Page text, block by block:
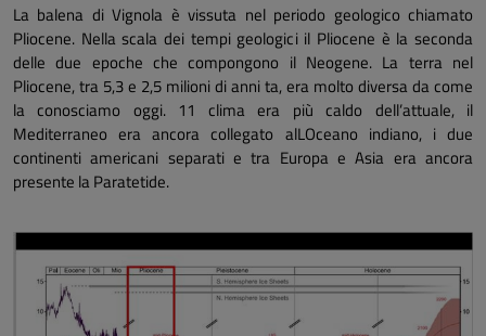
La balena di Vignola è vissuta nel periodo geologico chiamato
Pliocene. Nella scala dei tempi geologici il Pliocene è la seconda
delle due epoche che compongono il Neogene. La terra nel
Pliocene, tra 5,3 e 2,5 milioni di anni ta, era molto diversa da come
la conosciamo oggi. 11 clima era più caldo dell’attuale, il
Mediterraneo era ancora collegato alLOceano indiano, i due
continenti americani separati e tra Europa e Asia era ancora
presente la Paratetide.